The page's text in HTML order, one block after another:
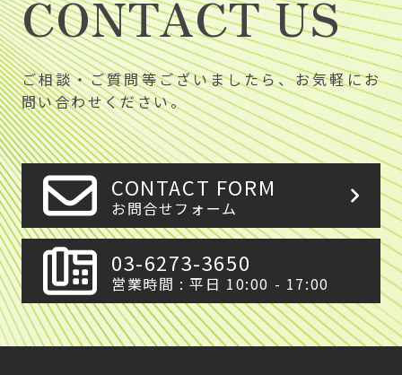
CONTACT US
ご相談・ご質問等ございましたら、お気軽にお
問い合わせください。
CONTACT FORM
お問合せフォーム
03-6273-3650
営業時間 : 平日 10:00 - 17:00